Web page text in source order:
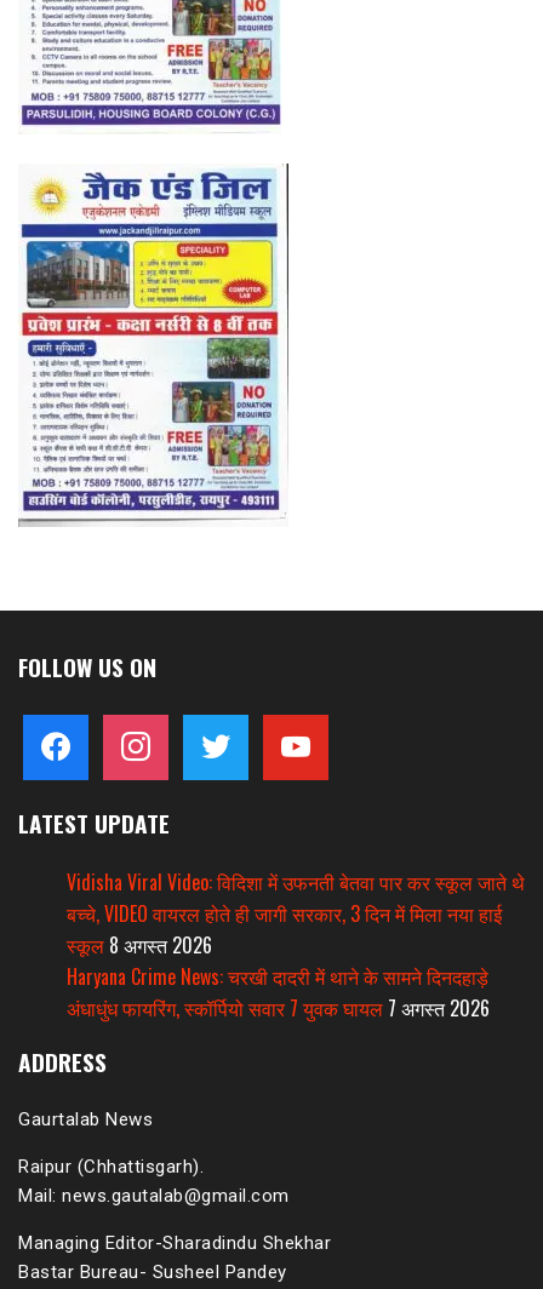
FOLLOW US ON
facebook instagram twitter youtube
LATEST UPDATE
Vidisha Viral Video: विदिशा में उफनती बेतवा पार कर स्कूल जाते थे
बच्चे, VIDEO वायरल होते ही जागी सरकार, 3 दिन में मिला नया हाई
स्कूल 8 अगस्त 2026
Haryana Crime News: चरखी दादरी में थाने के सामने दिनदहाड़े
अंधाधुंध फायरिंग, स्कॉर्पियो सवार 7 युवक घायल 7 अगस्त 2026
ADDRESS
Gaurtalab News
Raipur (Chhattisgarh).
Mail: news.gautalab@gmail.com
Managing Editor-Sharadindu Shekhar
Bastar Bureau- Susheel Pandey